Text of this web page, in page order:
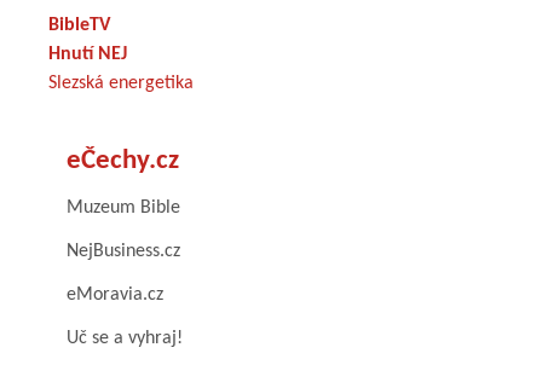
BibleTV
Hnutí NEJ
Slezská energetika
eČechy.cz
Muzeum Bible
NejBusiness.cz
eMoravia.cz
Uč se a vyhraj!